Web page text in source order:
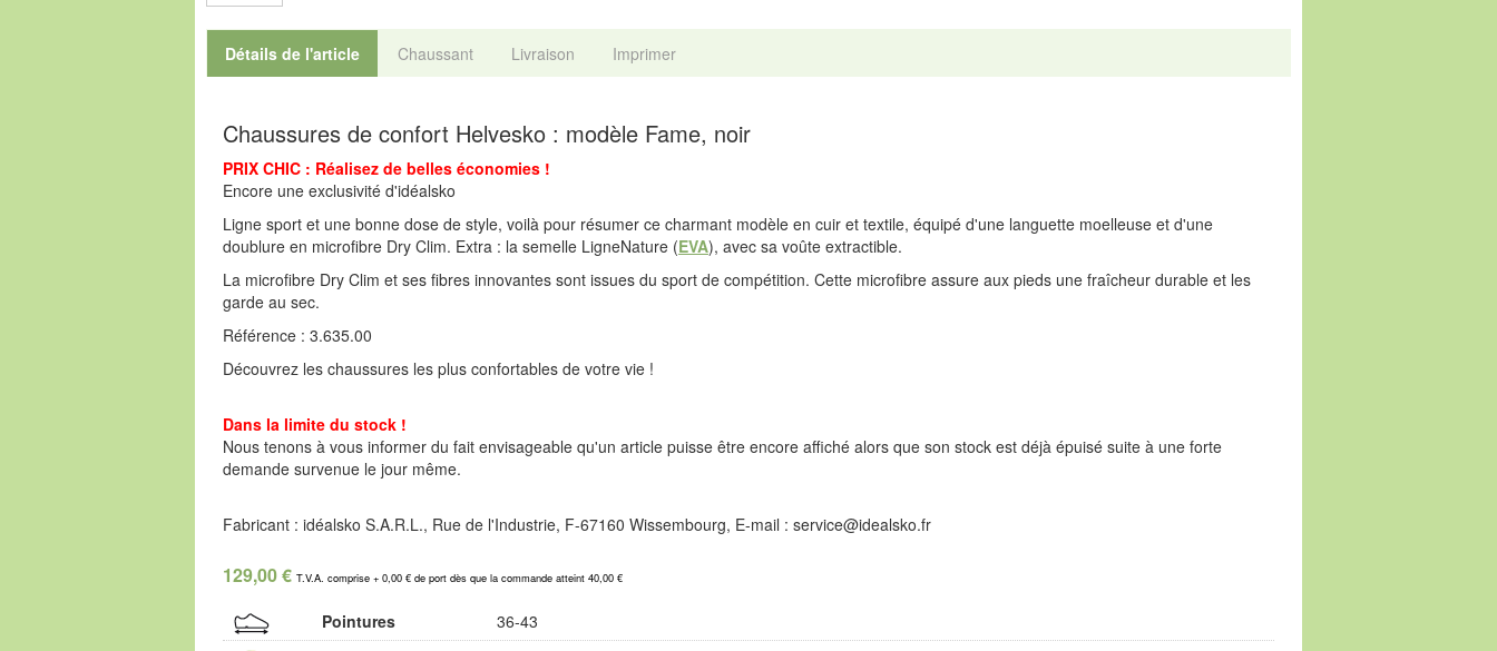
Détails de l'article Chaussant Livraison Imprimer
Chaussures de confort Helvesko : modèle Fame, noir
PRIX CHIC : Réalisez de belles économies !
Encore une exclusivité d'idéalsko
Ligne sport et une bonne dose de style, voilà pour résumer ce charmant modèle en cuir et textile, équipé d'une languette moelleuse et d'une
doublure en microfibre Dry Clim. Extra : la semelle LigneNature (EVA), avec sa voûte extractible.
La microfibre Dry Clim et ses fibres innovantes sont issues du sport de compétition. Cette microfibre assure aux pieds une fraîcheur durable et les
garde au sec.
Référence : 3.635.00
Découvrez les chaussures les plus confortables de votre vie !
Dans la limite du stock !
Nous tenons à vous informer du fait envisageable qu'un article puisse être encore affiché alors que son stock est déjà épuisé suite à une forte
demande survenue le jour même.
Fabricant : idéalsko S.A.R.L., Rue de l'Industrie, F-67160 Wissembourg, E-mail : service@idealsko.fr
129,00 € T.V.A. comprise + 0,00 € de port dès que la commande atteint 40,00 €
Pointures
36-43